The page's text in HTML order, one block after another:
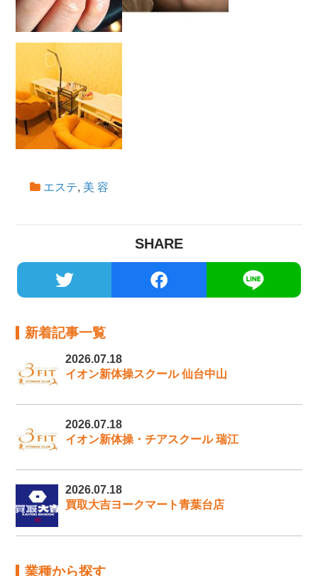
エステ, 美 容
SHARE
新着記事一覧
2026.07.18
イオン新体操スクール 仙台中山
2026.07.18
イオン新体操・チアスクール 瑞江
2026.07.18
買取大吉ヨークマート青葉台店
業種から探す